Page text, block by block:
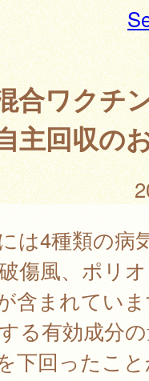
合ワクチ
主回収の
は4種類の病
傷風、ポリ
含まれてい
る有効成分
下回ったこ